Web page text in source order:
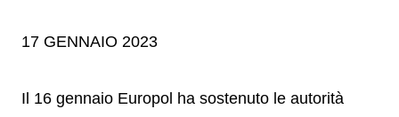
17 GENNAIO 2023
Il 16 gennaio Europol ha sostenuto le autorità